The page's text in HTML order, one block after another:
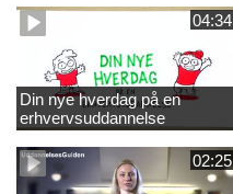
04:34
Din nye hverdag på en
erhvervsuddannelse
02:25